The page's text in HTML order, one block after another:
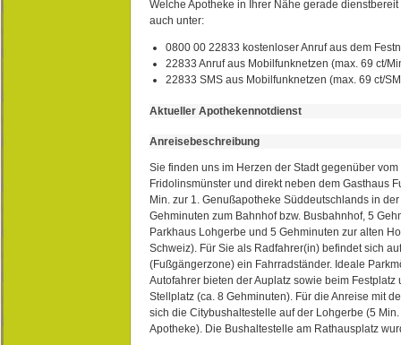
Welche Apotheke in Ihrer Nähe gerade
auch unter:
0800 00 22833 kostenloser Anruf aus dem
22833 Anruf aus Mobilfunknetzen (max. 69 ct/
22833 SMS aus Mobilfunknetzen (max. 69 ct/
Aktueller Apothekennotdienst
Anreisebeschreibung
Sie finden uns im Herzen der Stadt gegenüber
Fridolinsmünster und direkt neben dem Gasthaus
Min. zur 1. Genußapotheke Süddeutschlands in
Gehminuten zum Bahnhof bzw. Busbahnhof, 5
Parkhaus Lohgerbe und 5 Gehminuten zur alten
Schweiz). Für Sie als Radfahrer(in) befindet sich
(Fußgängerzone) ein Fahrradständer. Ideale
Autofahrer bieten der Auplatz sowie beim Festplatz
Stellplatz (ca. 8 Gehminuten). Für die Anreise mit
sich die Citybushaltestelle auf der Lohgerbe (5
Apotheke). Die Bushaltestelle am Rathausplatz